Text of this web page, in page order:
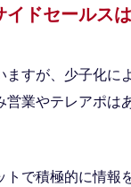
ドセールス
すが、少子化
業やテレアポは
で積極的に情